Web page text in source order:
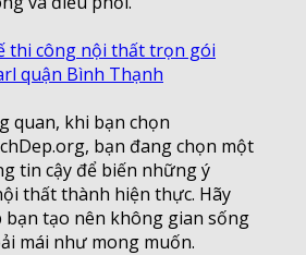
thi công nội thất trọn gói
quận Bình Thạnh
quan, khi bạn chọn
bạn đang chọn một
tin cậy để biến những ý
thất thành hiện thực. Hãy
bạn tạo nên không gian sống
mái như mong muốn.